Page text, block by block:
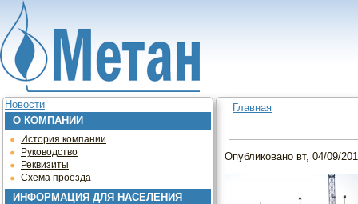
Jump to navigation
Новости
О КОМПАНИИ
История компании
Руководство
Реквизиты
Схема проезда
ИНФОРМАЦИЯ ДЛЯ НАСЕЛЕНИЯ
Главная
Опубликовано вт, 04/09/